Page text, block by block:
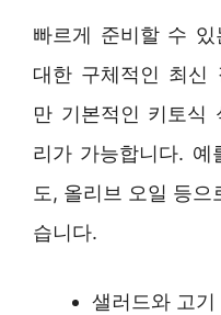
빠르게 준비할 수
대한 구체적인 최신
만 기본적인 키토식
리가 가능합니다.
도, 올리브 오일 등
습니다.
샐러드와 고